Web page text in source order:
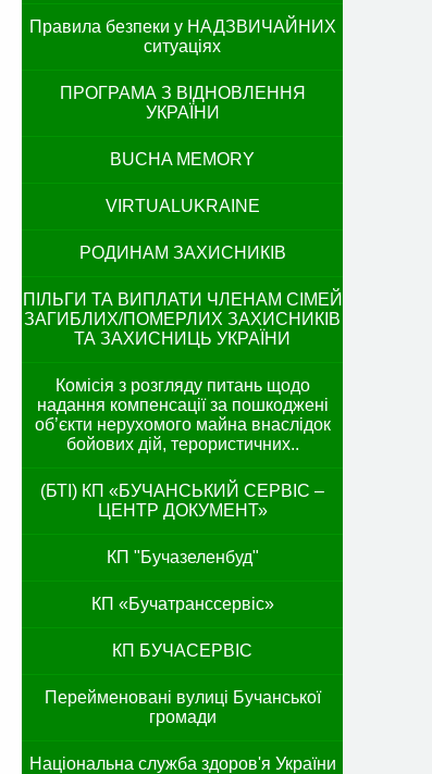
Правила безпеки у НАДЗВИЧАЙНИХ
ситуаціях
ПРОГРАМА З ВІДНОВЛЕННЯ
УКРАЇНИ
BUCHA MEMORY
VIRTUALUKRAINE
РОДИНАМ ЗАХИСНИКІВ
ПІЛЬГИ ТА ВИПЛАТИ ЧЛЕНАМ СІМЕЙ
ЗАГИБЛИХ/ПОМЕРЛИХ ЗАХИСНИКІВ
ТА ЗАХИСНИЦЬ УКРАЇНИ
Комісія з розгляду питань щодо
надання компенсації за пошкоджені
об’єкти нерухомого майна внаслідок
бойових дій, терористичних..
(БТІ) КП «БУЧАНСЬКИЙ СЕРВІС –
ЦЕНТР ДОКУМЕНТ»
КП "Бучазеленбуд"
КП «Бучатранссервіс»
КП БУЧАСЕРВІС
Перейменовані вулиці Бучанської
громади
Національна служба здоров'я України